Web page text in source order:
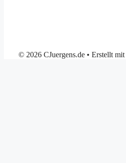
© 2026 CJuergens.de • Erstellt mit